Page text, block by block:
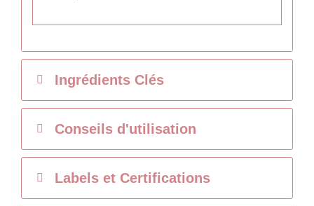
Ingrédients Clés
Conseils d'utilisation
Labels et Certifications